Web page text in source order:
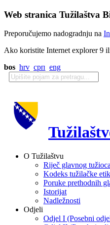
Web stranica Tužilaštva
Preporučujemo nadogradnju na
Ako koristite Internet explorer 9
bos hrv срп eng
O Tužilaštvu
Riječ glavnog tužioca
Kodeks tužilačke
Poruke prethodnih
Istorijat
Nadležnosti
Odjeli
Odjel I (Posebni